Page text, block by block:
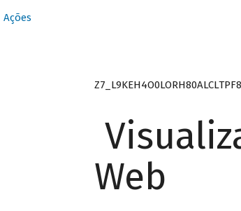
Ações
Web